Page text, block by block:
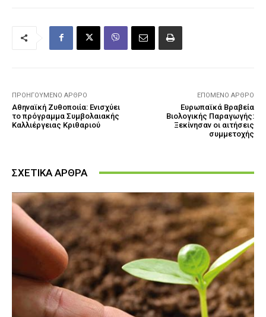
ΠΡΟΗΓΟΎΜΕΝΟ ΆΡΘΡΟ
Αθηναϊκή Ζυθοποιία: Ενισχύει
το πρόγραμμα Συμβολαιακής
Καλλιέργειας Κριθαριού
ΕΠΌΜΕΝΟ ΆΡΘΡΟ
Ευρωπαϊκά Βραβεία
Βιολογικής Παραγωγής:
Ξεκίνησαν οι αιτήσεις
συμμετοχής
ΣΧΕΤΙΚΑ ΑΡΘΡΑ